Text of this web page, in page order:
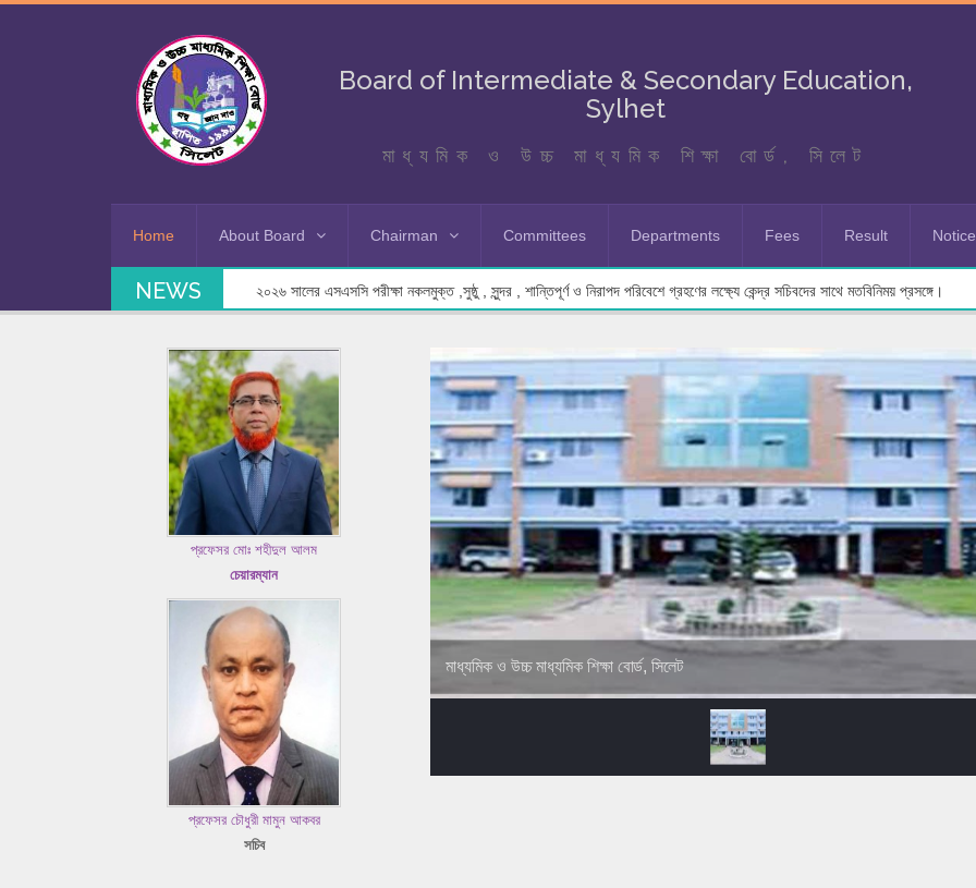
Board of Intermediate & Secondary Education,
Sylhet
মাধ্যমিক ও উচ্চ মাধ্যমিক শিক্ষা বোর্ড, সিলেট
Home About Board Chairman Committees Departments Fees Result
NEWS ২০২৬ সালের এসএসসি পরীক্ষা নকলমুক্ত ,সুষ্ঠু , সুন্দর , শান্তিপূর্ণ ও নিরাপদ পরিবেশে গ্রহণের লক্ষ্যে কেন্দ্র সচিবদের সাথে মতবিনিময় প্রসঙ্গে।
প্রফেসর মোঃ শহীদুল আলম
চেয়ারম্যান
প্রফেসর চৌধুরী মামুন আকবর
সচিব
মাধ্যমিক ও উচ্চ মাধ্যমিক শিক্ষা বোর্ড, সিলেট